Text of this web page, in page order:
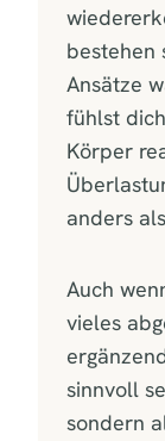
bestehen
Ansätze
fühlst
Körper
anders
Auch
vieles
sinnvoll
sondern